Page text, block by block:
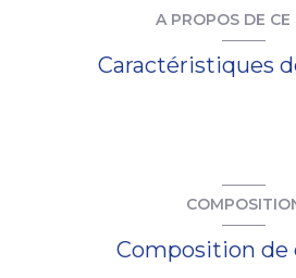
A PROPOS DE CE
Caractéristiques
Composition de